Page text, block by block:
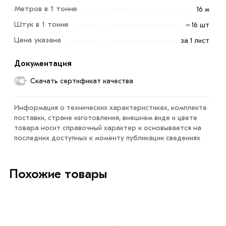
2.5 мм 1250х2500 мм из категории
горячекатаныйв интернет-магазине МЕТАЛЛ-РС
действительны в Москве и области. Наши
свяжутся с Вами для согласования условий доставки
или самовывоза.
соответствует всем стандартам качества. Возврат
купленного товарa в течение 7 дней (наличие чека
обязательно).
Метров в 1 тонне 16 м
Штук в 1 тонне ≈ 16 шт
Цена указана за 1 лист
Документация
Скачать сертификат качества
Информация о технических характеристиках, комплекте
поставки, стране изготовления, внешнем виде и цвете
товара носит справочный характер и основывается на
последних доступных к моменту публикации сведениях
Похожие товары